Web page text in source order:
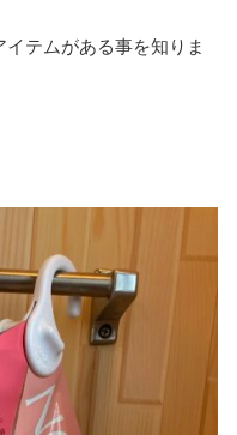
テムがある事を知りま